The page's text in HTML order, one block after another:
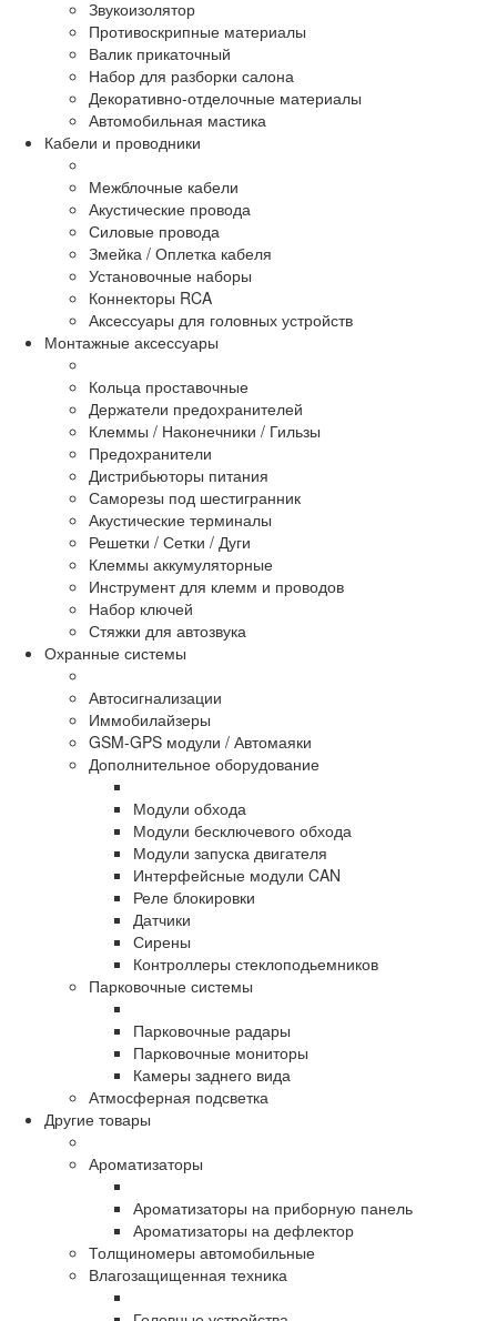
Звукоизолятор
Противоскрипные материалы
Валик прикаточный
Набор для разборки салона
Декоративно-отделочные материалы
Автомобильная мастика
Кабели и проводники
Межблочные кабели
Акустические провода
Силовые провода
Змейка / Оплетка кабеля
Установочные наборы
Коннекторы RCA
Аксессуары для головных устройств
Монтажные аксессуары
Кольца проставочные
Держатели предохранителей
Клеммы / Наконечники / Гильзы
Предохранители
Дистрибьюторы питания
Саморезы под шестигранник
Акустические терминалы
Решетки / Сетки / Дуги
Клеммы аккумуляторные
Инструмент для клемм и проводов
Набор ключей
Стяжки для автозвука
Охранные системы
Автосигнализации
Иммобилайзеры
GSM-GPS модули / Автомаяки
Дополнительное оборудование
Модули обхода
Модули бесключевого обхода
Модули запуска двигателя
Интерфейсные модули CAN
Реле блокировки
Датчики
Сирены
Контроллеры стеклоподьемников
Парковочные системы
Парковочные радары
Парковочные мониторы
Камеры заднего вида
Атмосферная подсветка
Другие товары
Ароматизаторы
Ароматизаторы на приборную панель
Ароматизаторы на дефлектор
Толщиномеры автомобильные
Влагозащищенная техника